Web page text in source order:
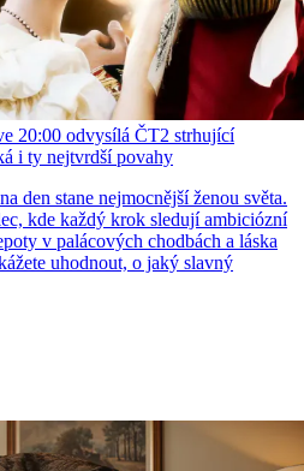
20:00 odvysílá ČT2 strhující
i ty nejtvrdší povahy
den stane nejmocnější ženou světa.
kde každý krok sledují ambiciózní
v palácových chodbách a láska
uhodnout, o jaký slavný